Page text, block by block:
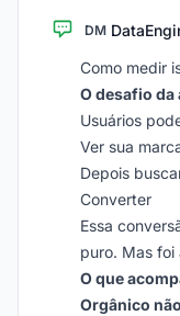
DM
Como medir
O desafio
Usuários
Ver sua
Depois
Converter
Essa
puro. Mas foi
O que
Orgânico